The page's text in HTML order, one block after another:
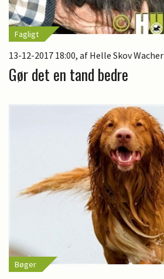
Fagligt
13-12-2017 18:00, af Helle Skov Wacher
Gør det en tand bedre
Bøger